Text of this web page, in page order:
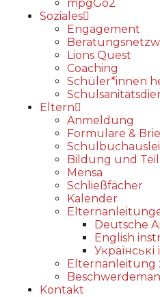
mpgGo2
Soziales
Engagement
Lions Quest
Coaching
Schüler*innen
Eltern
Anmeldung
Formulare &
Bildung und
Mensa
Schließfächer
Kalender
Deutsche
English
Українські
Elternanleitung
Kontakt